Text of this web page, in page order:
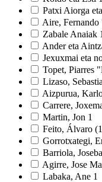
Patxi Aiorga
Aire,
Zabale Anaiak 1
Ander eta
Jexuxmai eta
Topet, Piarres
Lizaso,
Aizpurua,
Carrere,
Martin, Jon 1
Feito, Álvaro
Gorrotxategi,
Barriola, Joseba
Agirre, Jose
Labaka, Ane 1